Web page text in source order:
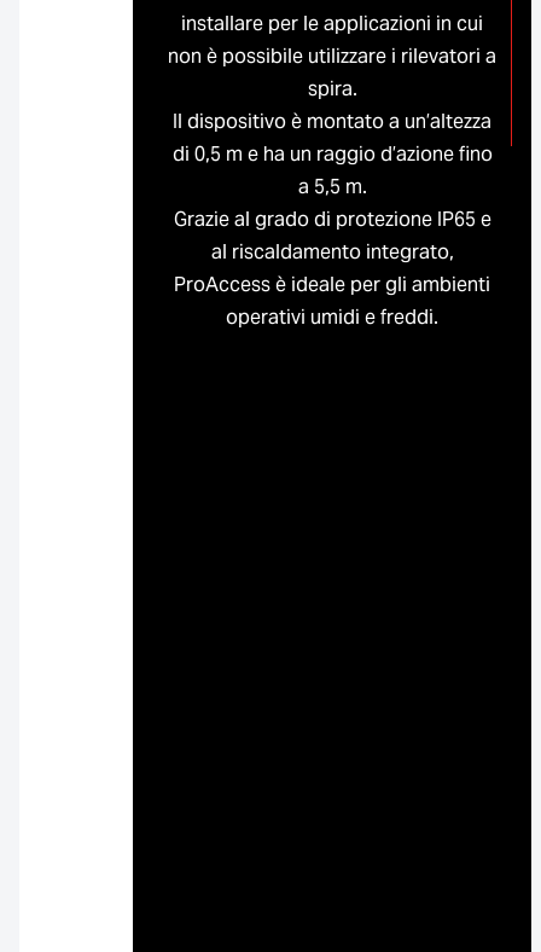
installare per le applicazioni in cui
non è possibile utilizzare i rilevatori a
spira.
Il dispositivo è montato a un’altezza
di 0,5 m e ha un raggio d’azione fino
a 5,5 m.
Grazie al grado di protezione IP65 e
al riscaldamento integrato,
ProAccess è ideale per gli ambienti
operativi umidi e freddi.